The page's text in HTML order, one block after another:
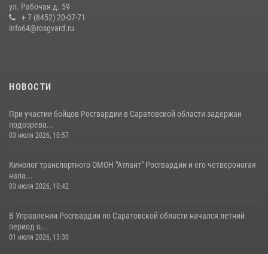
семей сотрудников Росгвардии.
05 августа 2026, 12:55
07 августа 2026, 11:35
ул. Рабочая д. 59
+ 7 (8452) 20-07-71
info64@rosgvard.ru
НОВОСТИ
При участии бойцов Росгвардии в Саратовской области задержан
подозрева...
03 июля 2026, 10:57
Кинолог транспортного ОМОН "Атлант" Росгвардии и его четвероногая
напа...
03 июля 2026, 10:42
В Управлении Росгвардии по Саратовской области начался летний
период о...
01 июля 2026, 13:30